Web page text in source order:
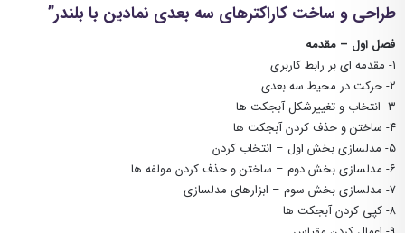
طراحی و ساخت کاراکترهای سه بعدی نمادین با بلندر”
فصل اول – مقدمه
۱- مقدمه ای بر رابط کاربری
۲- حرکت در محیط سه بعدی
۳- انتخاب و تغییرشکل آبجکت ها
۴- ساختن و حذف کردن آبجکت ها
۵- مدلسازی بخش اول – انتخاب کردن
۶- مدلسازی بخش دوم – ساختن و حذف کردن مولفه ها
۷- مدلسازی بخش سوم – ابزارهای مدلسازی
۸- کپی کردن آبجکت ها